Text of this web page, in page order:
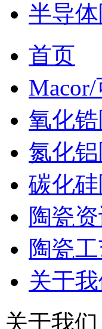
半导
首页
氧化
氮化
碳化
陶瓷
陶瓷
关于
关于我们